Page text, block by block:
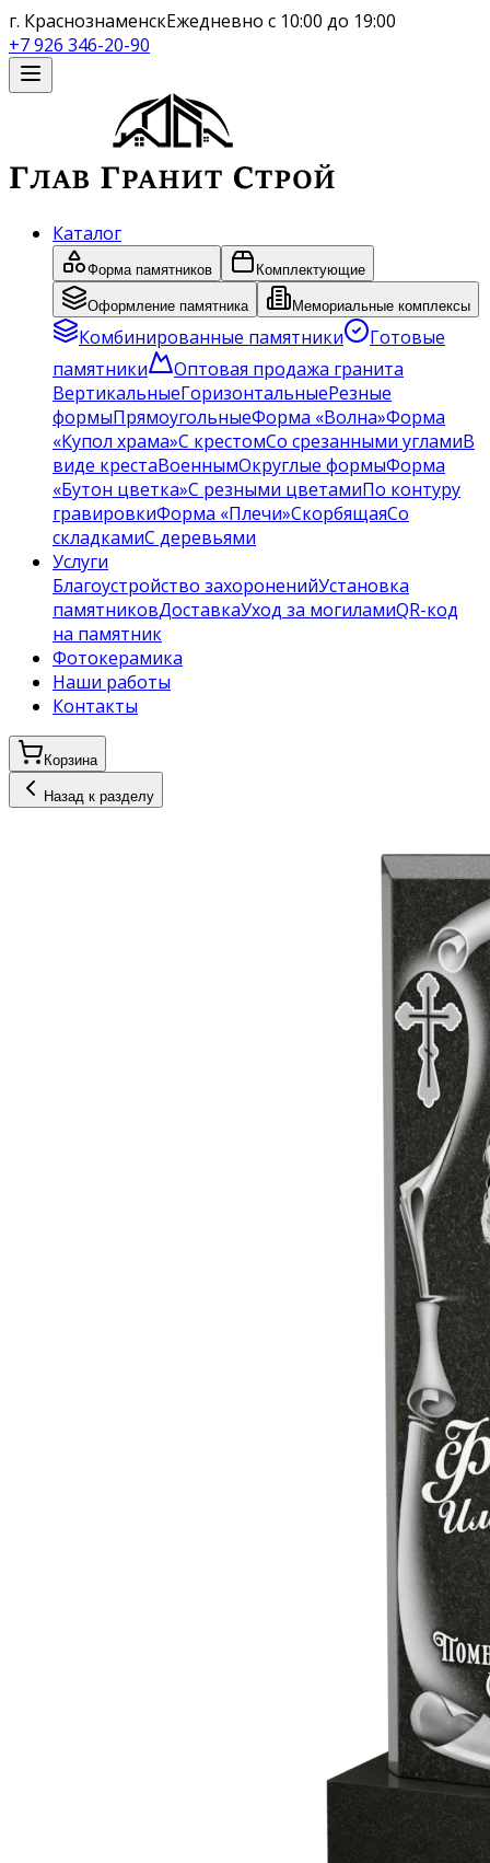
г. КраснознаменскЕжедневно с 10:00 до 19:00
+7 926 346-20-90
Каталог
Форма памятников Комплектующие
Оформление памятника Мемориальные комплексы
Комбинированные памятники
Готовые
памятники
Оптовая продажа гранита
ВертикальныеГоризонтальныеРезные
формыПрямоугольныеФорма «Волна»Форма
«Купол храма»С крестомСо срезанными угламиВ
виде крестаВоеннымОкруглые формыФорма
«Бутон цветка»С резными цветамиПо контуру
гравировкиФорма «Плечи»СкорбящаяСо
складкамиС деревьями
Услуги
Благоустройство захороненийУстановка
памятниковДоставкаУход за могиламиQR-код
на памятник
Фотокерамика
Наши работы
Контакты
Корзина
Назад к разделу